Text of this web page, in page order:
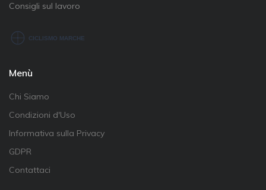
Consigli sul lavoro
Menù
Chi Siamo
Condizioni d'Uso
Informativa sulla Privacy
GDPR
Contattaci